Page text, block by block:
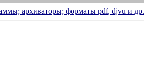
архиваторы; форматыpdf, djvuи др.